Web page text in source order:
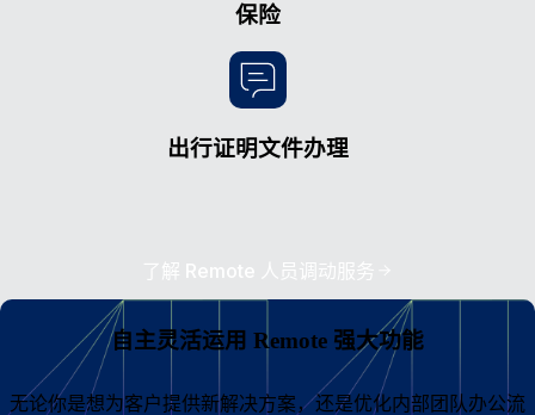
保险
出行证明文件办理
了解 Remote 人员调动服务
自主灵活运用 Remote 强大功能
无论你是想为客户提供新解决方案，还是优化内部团队办公流